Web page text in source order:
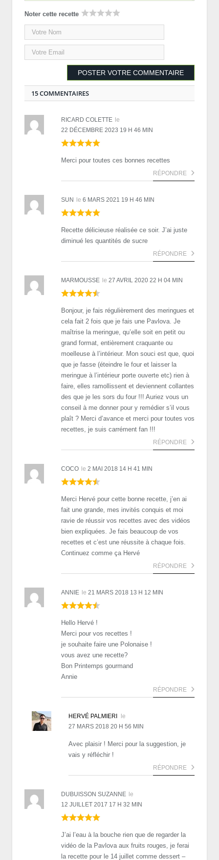
Noter cette recette
15 COMMENTAIRES
RICARD COLETTE le
22 DÉCEMBRE 2023 19 H 46 MIN
Merci pour toutes ces bonnes recettes
RÉPONDRE
SUN le 6 MARS 2021 19 H 46 MIN
Recette délicieuse réalisée ce soir. J’ai juste
diminué les quantités de sucre
RÉPONDRE
MARMOUSSE le 27 AVRIL 2020 22 H 04 MIN
Bonjour, je fais régulièrement des meringues et
cela fait 2 fois que je fais une Pavlova. Je
maîtrise la meringue, qu’elle soit en petit ou
grand format, entièrement craquante ou
moelleuse à l’intérieur. Mon souci est que, quoi
que je fasse (éteindre le four et laisser la
meringue à l’intérieur porte ouverte etc) rien à
faire, elles ramollissent et deviennent collantes
des que je les sors du four !!! Auriez vous un
conseil à me donner pour y remédier s’il vous
plaît ? Merci d’avance et merci pour toutes vos
recettes, je suis carrément fan !!!
RÉPONDRE
COCO le 2 MAI 2018 14 H 41 MIN
Merci Hervé pour cette bonne recette, j’en ai
fait une grande, mes invités conquis et moi
ravie de réussir vos recettes avec des vidéos
bien expliquées. Je fais beaucoup de vos
recettes et c’est une réussite à chaque fois.
Continuez comme ça Hervé
RÉPONDRE
ANNIE le 21 MARS 2018 13 H 12 MIN
Hello Hervé !
Merci pour vos recettes !
je souhaite faire une Polonaise !
vous avez une recette?
Bon Printemps gourmand
Annie
RÉPONDRE
HERVÉ PALMIERI
le
27 MARS 2018 20 H 56 MIN
Avec plaisir ! Merci pour la suggestion, je
vais y réfléchir !
RÉPONDRE
DUBUISSON SUZANNE le
12 JUILLET 2017 17 H 32 MIN
J’ai l’eau à la bouche rien que de regarder la
vidéo de la Pavlova aux fruits rouges, je ferai
la recette pour le 14 juillet comme dessert –